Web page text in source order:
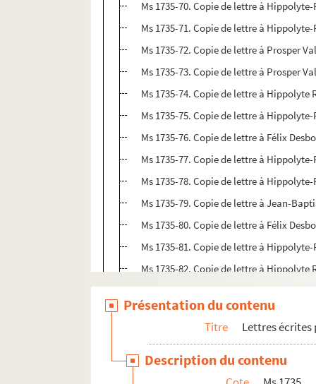
Ms 1735-70. Copie de lettre à
Ms 1735-71. Copie de lettre à
Ms 1735-72. Copie de lettre à Prosper
Ms 1735-73. Copie de lettre à Prosper
Ms 1735-74. Copie de lettre à
Ms 1735-75. Copie de lettre à
Ms 1735-76. Copie de lettre à Félix
Ms 1735-77. Copie de lettre à
Ms 1735-78. Copie de lettre à
Ms 1735-79. Copie de lettre à Jean-
Ms 1735-80. Copie de lettre à Félix
Ms 1735-81. Copie de lettre à
Ms 1735-82. Copie de lettre à
Ms 1735-83. Copie de lettre à Mme
Ms 1735-84. Copie de lettre à Jean-
Ms 1735-85. Copie de lettre à Juliette
Ms 1735-86. Copie de lettre à
Ms 1735-87. Copie de lettre à Jean-
Présentation du contenu
Titre Lettres écrites
Description du contenu